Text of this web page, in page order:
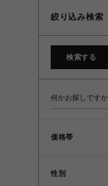
絞り込み検索
検索する
価格帯
性別